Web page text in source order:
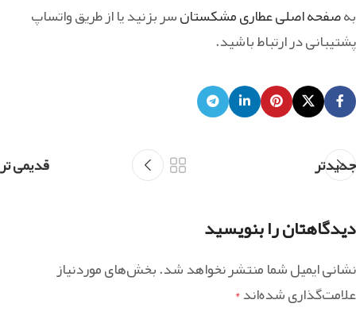
بهصفحه اصلی عطاری مشکستانسر بزنید یا از طریق واتساپ
پشتیبانی در ارتباط باشید.
جدیدتر قدیمی تر
دیدگاهتان را بنویسید
نشانی ایمیل شما منتشر نخواهد شد.بخش‌های موردنیاز
علامت‌گذاری شده‌اند*